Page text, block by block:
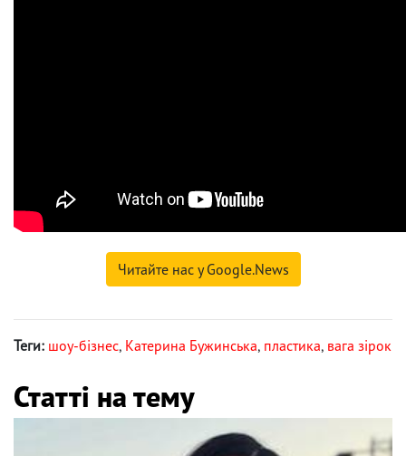
Читайте нас у Google.News
Теги: шоу-бізнес, Катерина Бужинська, пластика, вага зірок
Статті на тему